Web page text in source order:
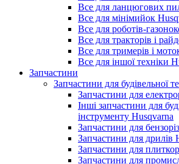
Все для ланцюгових
Все для мінімийок
Все для роботів-
Все для тракторів і
Все для тримерів і
Все для іншої техніки
Запчастини
Запчастини для будівельної
Запчастини для
Інші запчастини для
інструменту Husqvarna
Запчастини для
Запчастини для дрилів
Запчастини для
Запчастини для